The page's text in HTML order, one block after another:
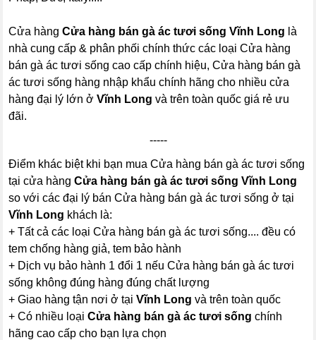
Cửa hàngCửa hàng bán gà ác tươi sống Vĩnh Long là
nhà cung cấp & phân phối chính thức các loại Cửa hàng
bán gà ác tươi sống cao cấp chính hiệu, Cửa hàng bán gà
ác tươi sống hàng nhập khẩu chính hãng cho nhiều cửa
hàng đại lý lớn ởVĩnh Long và trên toàn quốc giá rẻ ưu
đãi.
-----
Điểm khác biệt khi bạn mua Cửa hàng bán gà ác tươi sống
tại cửa hàngCửa hàng bán gà ác tươi sống Vĩnh Long
so với các đại lý bán Cửa hàng bán gà ác tươi sống ở tại
Vĩnh Long khách là:
+ Tất cả các loại Cửa hàng bán gà ác tươi sống.... đều có
tem chống hàng giả, tem bảo hành
+ Dịch vụ bảo hành 1 đổi 1 nếu Cửa hàng bán gà ác tươi
sống không đúng hàng đúng chất lượng
+ Giao hàng tận nơi ở tạiVĩnh Long và trên toàn quốc
+ Có nhiều loạiCửa hàng bán gà ác tươi sống chính
hãng cao cấp cho bạn lựa chọn